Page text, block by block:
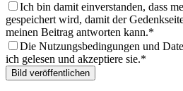
Ich bin damit einverstanden, dass
gespeichert wird, damit der
meinen Beitrag antworten kann.
Die Nutzungsbedingungen und
ich gelesen und akzeptiere sie.